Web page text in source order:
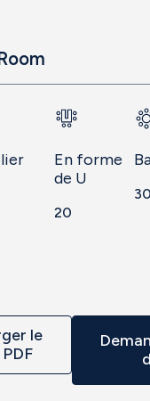
En forme
de U
20
30
le